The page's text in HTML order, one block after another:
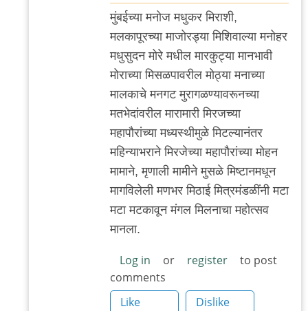
In
reply
आणखी
त्यागमूर्ती
मुंबईच्या मनोज मधुकर मिराशी,
मलकापूरच्या माजोरड्या मिशिवाल्या मनोहर
मधुसुदन मोरे मधील मारकुट्या मानभावी
मोराच्या मिसळपावरील मोठ्या मनाच्या
मालकाचे मनगट मुरागळण्यावरूनच्या
मतभेदांवरील मारामारी मिरजच्या
महापौरांच्या मध्यस्थीमुळे मिटल्यानंतर
महिन्याभराने मिरजेच्या महापौरांच्या मोहन
मामाने, मृणाली मामीने मुसळे मिष्टानमधून
मागविलेली मणभर मिठाई मित्रमंडळींनी मटा
मटा मटकावून मंगल मिलनाचा महोत्सव
मानला.
Log in or register
to post
comments
Like
Dislike